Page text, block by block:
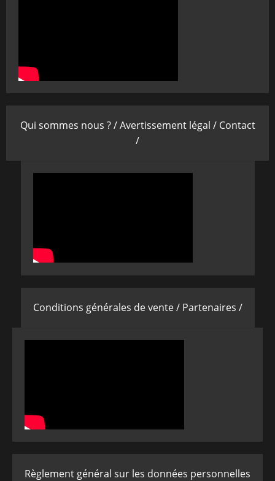
Qui sommes nous ? /Avertissement légal / Contact
/
Conditions générales de vente / Partenaires /
Règlement général sur les données personnelles